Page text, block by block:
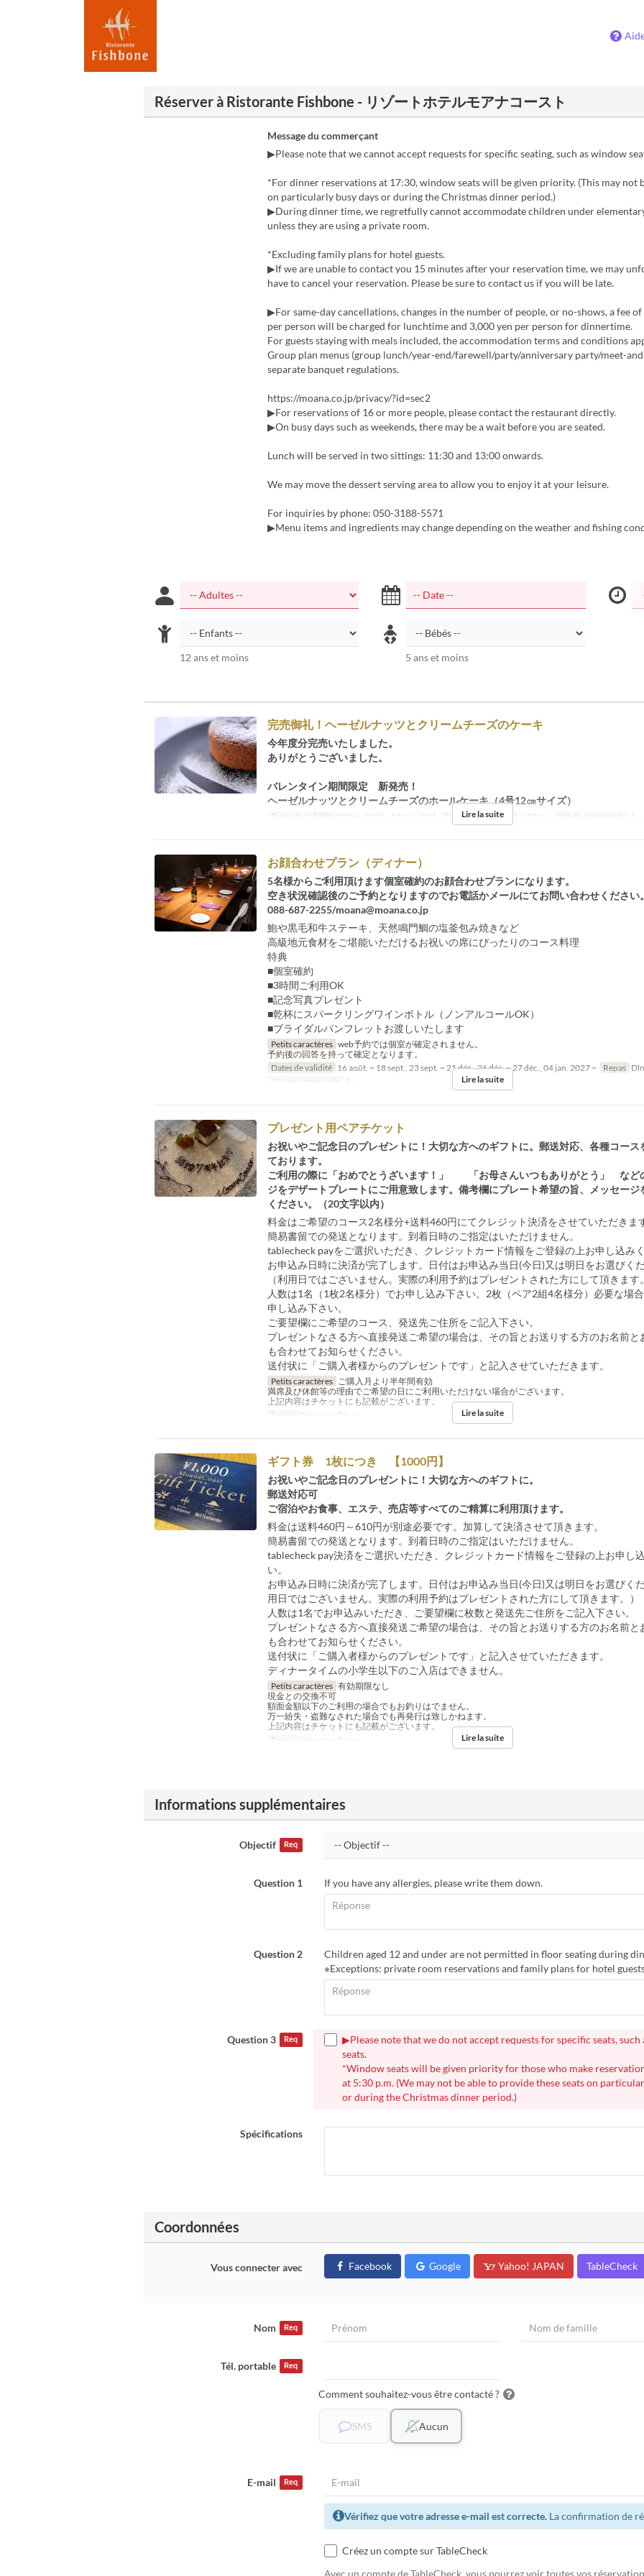
Réserver à Ristorante Fishbone - リゾートホテルモアナコースト
Message du commerçant
▶Please note that we cannot accept requests for specific seating, such as window
*For dinner reservations at 17:30, window seats will be given priority. (This may not
on particularly busy days or during the Christmas dinner period.)
▶During dinner time, we regretfully cannot accommodate children under
unless they are using a private room.
*Excluding family plans for hotel guests.
▶If we are unable to contact you 15 minutes after your reservation time, we may
have to cancel your reservation. Please be sure to contact us if you will be late.
▶For same-day cancellations, changes in the number of people, or no-shows, a fee of
per person will be charged for lunchtime and 3,000 yen per person for dinnertime.
For guests staying with meals included, the accommodation terms and conditions
Group plan menus (group lunch/year-end/farewell/party/anniversary party/meet-
separate banquet regulations.
https://moana.co.jp/privacy/?id=sec2
▶For reservations of 16 or more people, please contact the restaurant directly.
▶On busy days such as weekends, there may be a wait before you are seated.
Lunch will be served in two sittings: 11:30 and 13:00 onwards.
We may move the dessert serving area to allow you to enjoy it at your leisure.
For inquiries by phone: 050-3188-5571
▶Menu items and ingredients may change depending on the weather and fishing
12 ans et moins 5 ans et moins
完売御礼！ヘーゼルナッツとクリームチーズのケーキ
今年度分完売いたしました。
ありがとうございました。
バレンタイン期間限定 新発売！
ヘーゼルナッツとクリームチーズのホールケーキ（4号12㎝サイズ）
Dates de validité 09 fév. 2025 ~ 14 fév. 2025 Repas Déjeuner, Thé, Dîner Qté de commande 1 ~
Lire la suite
お顔合わせプラン（ディナー）
5名様からご利用頂けます個室確約のお顔合わせプランになります。
空き状況確認後のご予約となりますのでお電話かメールにてお問い合わせください。
088-687-2255/moana@moana.co.jp
鮑や黒毛和牛ステーキ、天然鳴門鯛の塩釜包み焼きなど
高級地元食材をご堪能いただけるお祝いの席にぴったりのコース料理
特典
■個室確約
■3時間ご利用OK
■記念写真プレゼント
■乾杯にスパークリングワインボトル（ノンアルコールOK）
■ブライダルパンフレットお渡しいたします
Petits caractères web予約では個室が確定されません。
予約後の回答を持って確定となります。
Dates de validité 16 août. ~ 18 sept., 23 sept. ~ 21 déc., 26 déc. ~ 27 déc., 04 jan. 2027 ~ Repas
Qté de commande
5 ~ Lire la suite
プレゼント用ペアチケット
お祝いやご記念日のプレゼントに！大切な方へのギフトに。郵送対応、各種コース
ております。
ご利用の際に「おめでとうざいます！」 「お母さんいつもありがとう」 など
ジをデザートプレートにご用意致します。備考欄にプレート希望の旨、メッセージ
ください。（20文字以内）
料金はご希望のコース2名様分+送料460円にてクレジット決済をさせていただきま
簡易書留での発送となります。到着日時のご指定はいただけません。
tablecheck payをご選択いただき、クレジットカード情報をご登録の上お申し込みく
お申込み日時に決済が完了します。日付はお申込み当日(今日)又は明日をお選びくだ
（利用日ではございません。実際の利用予約はプレゼントされた方にして頂きます
人数は1名（1枚2名様分）でお申し込み下さい。2枚（ペア2組4名様分）必要な場
申し込み下さい。
ご要望欄にご希望のコース、発送先ご住所をご記入下さい。
プレゼントなさる方へ直接発送ご希望の場合は、その旨とお送りする方のお名前と
も合わせてお知らせください。
送付状に「ご購入者様からのプレゼントです」と記入させていただきます。
Petits caractères ご購入月より半年間有効
満席及び休館等の理由でご希望の日にご利用いただけない場合がございます。
上記内容はチケットにも記載がございます。
Repas
Déjeuner, Dîner Lire la suite
ギフト券 1枚につき 【1000円】
お祝いやご記念日のプレゼントに！大切な方へのギフトに。
郵送対応可
ご宿泊やお食事、エステ、売店等すべてのご精算に利用頂けます。
料金は送料460円～610円が別途必要です。加算して決済させて頂きます。
簡易書留での発送となります。到着日時のご指定はいただけません。
tablecheck pay決済をご選択いただき、クレジットカード情報をご登録の上お申し
い。
お申込み日時に決済が完了します。日付はお申込み当日(今日)又は明日をお選びく
用日ではございません。実際の利用予約はプレゼントされた方にして頂きます。）
人数は1名でお申込みいただき、ご要望欄に枚数と発送先ご住所をご記入下さい。
プレゼントなさる方へ直接発送ご希望の場合は、その旨とお送りする方のお名前と
も合わせてお知らせください。
送付状に「ご購入者様からのプレゼントです」と記入させていただきます。
ディナータイムの小学生以下のご入店はできません。
Petits caractères 有効期限なし
現金との交換不可
額面金額以下のご利用の場合でもお釣りはでません。
万一紛失・盗難なされた場合でも再発行は致しかねます。
上記内容はチケットにも記載がございます。
Repas
Déjeuner, Dîner Lire la suite
Informations supplémentaires
Objectif Req
Question 1 If you have any allergies, please write them down.
Question 2
Children aged 12 and under are not permitted in floor seating during
※Exceptions: private room reservations and family plans for hotel
Question 3 Req
▶Please note that we do not accept requests for specific seats, such
seats.
*Window seats will be given priority for those who make
at 5:30 p.m. (We may not be able to provide these seats on
or during the Christmas dinner period.)
Spécifications
Coordonnées
Vous connecter avec Facebook Google Yahoo! JAPAN TableCheck
Nom Req
Tél. portable Req
Comment souhaitez-vous être contacté ?
SMS Aucun
E-mail Req
Vérifiez que votre adresse e-mail est correcte.La confirmation de
Créez un compte sur TableCheck
Avec un compte de TableCheck, vous pourrez voir toutes vos